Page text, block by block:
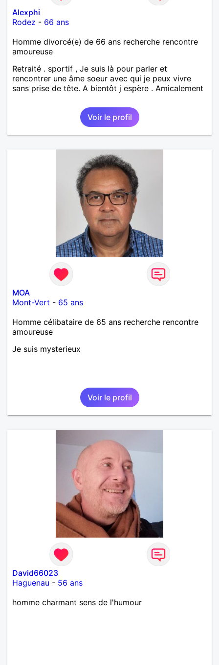
Alexphi
Rodez - 66 ans
Homme divorcé(e) de 66 ans recherche rencontre
amoureuse
Retraité . sportif , Je suis là pour parler et
rencontrer une âme soeur avec qui je peux vivre
sans prise de tête. A bientôt j espère . Amicalement
Voir le profil
MOA
Mont-Vert - 65 ans
Homme célibataire de 65 ans recherche rencontre
amoureuse
Je suis mysterieux
Voir le profil
David66023
Haguenau - 56 ans
homme charmant sens de l'humour